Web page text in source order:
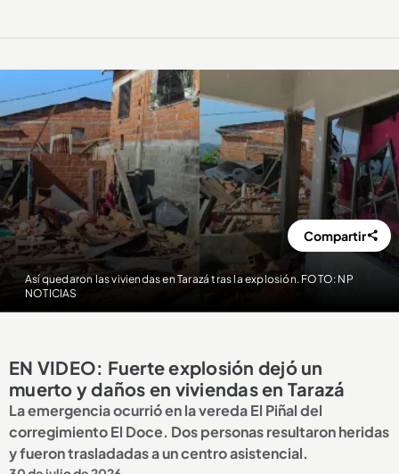
Así quedaron las viviendas en Tarazá tras la explosión. FOTO: NP
NOTICIAS
Compartir
EN VIDEO: Fuerte explosión dejó un
muerto y daños en viviendas en Tarazá
La emergencia ocurrió en la vereda El Piñal del
corregimiento El Doce. Dos personas resultaron heridas
y fueron trasladadas a un centro asistencial.